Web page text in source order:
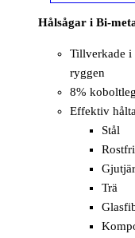
Hålsågar i Bi-
Tillverkade i
ryggen
8%
Effektiv
Stål
Trä